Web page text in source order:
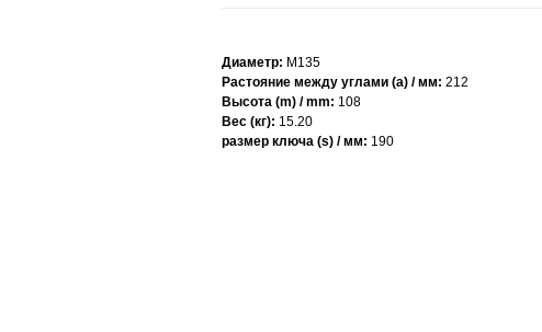
Диаметр: M135
Растояние между углами (а) / мм: 212
Высота (m) / mm: 108
Вес (кг): 15.20
размер ключа (s) / мм: 190